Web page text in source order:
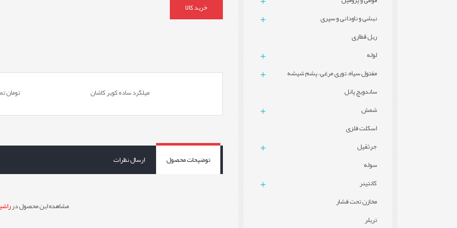
خرید کالا
میلگرد ساده کویر کاشان تومان
توضیحات محصول ارسال نظرات
مشاهده این محصول در
نبشی و ناودانی و سپری
ریل قطاری
لوله
مفتول سیاه، توری مرغی، پشم شیشه
ساندویچ پانل
شمش
اسکلت فلزی
جرثقیل
سوله
کانتینر
مخازن تحت فشار
تریلر